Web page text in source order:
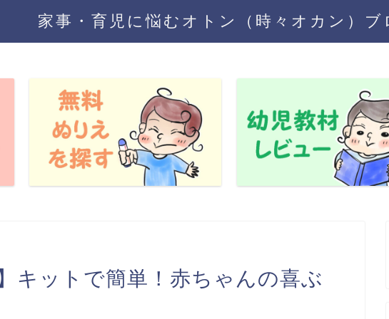
家事・育児に悩むオトン（時々オカン）ブ
キットで簡単！赤ちゃんの喜ぶ